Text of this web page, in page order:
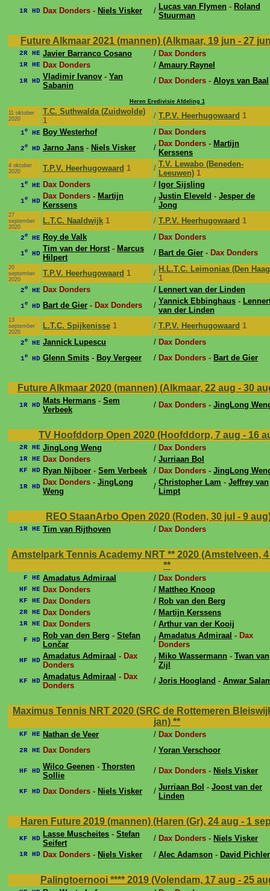
1R HD Dax Donders - Niels Visker / Lucas van Flymen - Roland
Stuurman
Future Alkmaar 2021 (mannen) (Alkmaar, 19 jun - 27
2R HE Javier Barranco Cosano / Dax Donders
1R HE Dax Donders / Amaury Raynel
1R HD Vladimir Ivanov - Yan
Sabanin
/ Dax Donders - Aloys van Baal
Heren Eredivisie Afdeling 1
11 oktober
2020
T.C. Suthwalda (Zuidwolde)
1
/ T.P.V. Heerhugowaard 1
1e HE Boy Westerhof / Dax Donders
2e HD Jarno Jans - Niels Visker / Dax Donders - Martijn
Kerssens
4 oktober
2020
T.P.V. Heerhugowaard 1 / T.V. Lewabo (Beneden-
Leeuwen) 1
1e HE Dax Donders / Igor Sijsling
1e HD
Dax Donders - Martijn
Kerssens
/ Justin Eleveld - Jesper de
Jong
27
september
2020
L.T.C. Naaldwijk 1 / T.P.V. Heerhugowaard 1
2e HE Roy de Valk / Dax Donders
1e HD
Tim van der Horst- Marcus
Hilpert
/ Bart de Gier - Dax Donders
20
september
2020
T.P.V. Heerhugowaard 1 / H.L.T.C. Leimonias (Den
1
2e HE Dax Donders / Lennert van der Linden
1e HD Bart de Gier - Dax Donders / Yannick Ebbinghaus -
van der Linden
13
september
2020
L.T.C. Spijkenisse 1 / T.P.V. Heerhugowaard 1
2e HE Jannick Lupescu / Dax Donders
1e HD Glenn Smits - Boy Vergeer / Dax Donders - Bart de Gier
Future Alkmaar 2020 (mannen) (Alkmaar, 22 aug - 30
1R HD Mats Hermans - Sem
Verbeek
/ Dax Donders - JingLong
TV Hoofddorp Open 2020 (Hoofddorp, 7 aug - 16
2R HE JingLong Weng / Dax Donders
1R HE Dax Donders / Jurriaan Bol
KF HD Ryan Nijboer - Sem Verbeek / Dax Donders - JingLong
1R HD Dax Donders - JingLong
Weng
/ Christopher Lam - Jeffrey van
Limpt
REO StaanArbo Open 2020 (Roden, 30 jul - 9
1R HE Tim van Rijthoven / Dax Donders
Amstelpark Tennis Academy NRT ** 2020 (Amstelveen, 4
**
F HE Amadatus Admiraal / Dax Donders
HF HE Dax Donders / Mattheo Knoop
KF HE Dax Donders / Rob van den Berg
2R HE Dax Donders / Martijn Kerssens
1R HE Dax Donders / Arthur van der Kooij
F HD Rob van den Berg - Stefan
Lončar
/ Amadatus Admiraal - Dax
Donders
HF HD Amadatus Admiraal - Dax
Donders
/ Miko Wassermann - Twan van
Zijl
KF HD Amadatus Admiraal - Dax
Donders
/ Joris Hoogland - Anwar
Maximus Tennis NRT 2020 (SRC de Rottemeren
jan) **
KF HE Nathan de Veer / Dax Donders
2R HE Dax Donders / Yoran Verschoor
HF HD Wilco Geenen - Thorsten
Sollie
/ Dax Donders - Niels Visker
KF HD Dax Donders - Niels Visker / Jurriaan Bol - Joost van der
Linden
Haren Future 2019 (mannen) (Haren (Gr), 24 aug - 1
KF HD Lasse Muscheites - Stefan
Seifert
/ Dax Donders - Niels Visker
1R HD Dax Donders - Niels Visker / Alec Adamson - David Pichler
Palingtoernooi **** 2019 (Volendam, 17 aug - 25